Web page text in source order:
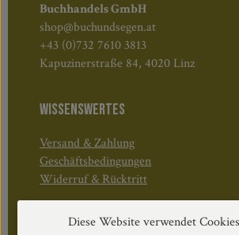
Buchhandels GmbH
shop@buchundsegen.at
+43 (0)732 7610 3813
Kapuzinerstraße 84, 4020 Linz
WISSENSWERTES
Versand & Zahlung
Geschäftsbedingungen
Widerruf & Rücktritt
Öffnungszeiten:
Diese Website verwendet